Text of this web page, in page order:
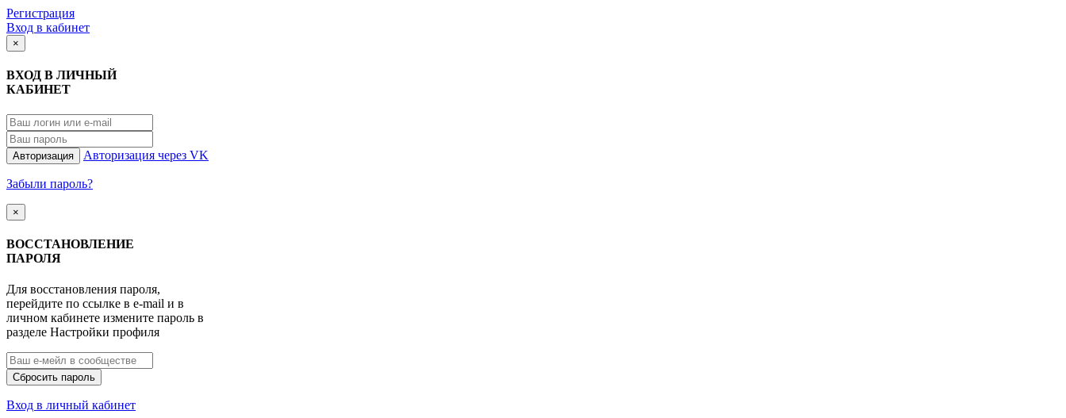
Регистрация
Вход в кабинет
×
ВХОД В ЛИЧНЫЙ
КАБИНЕТ
Авторизация Авторизация через VK
Забыли пароль?
×
ВОССТАНОВЛЕНИЕ
ПАРОЛЯ
Для восстановления пароля,
перейдите по ссылке в e-mail и в
личном кабинете измените пароль в
разделе Настройки профиля
Сбросить пароль
Вход в личный кабинет